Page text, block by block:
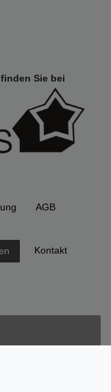
Sie bei
AGB
Kontakt